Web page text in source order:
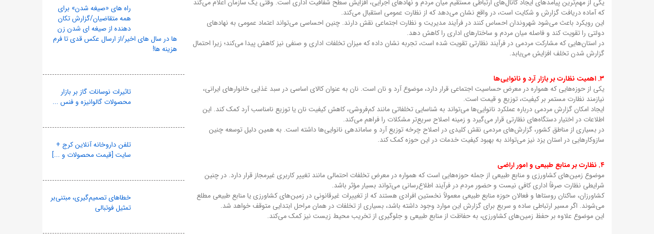
یکی از مهم‌ترین پیامدهای ایجاد کانال‌های ارتباطی مستقیم میان مردم و نهادهای اجرایی، افزایش سطح شفافیت اداری است. وقتی یک سازمان اعلام می‌کند
که آماده دریافت گزارش و شکایت است، در واقع نشان می‌دهد که از نظارت عمومی استقبال می‌کند.
این رویکرد باعث می‌شود شهروندان احساس کنند در فرآیند مدیریت و نظارت اجتماعی نقش دارند. چنین احساسی می‌تواند اعتماد عمومی به نهادهای
دولتی را تقویت کند و فاصله میان مردم و ساختارهای اداری را کاهش دهد.
در استان‌هایی که مشارکت مردمی در فرآیند نظارتی تقویت شده است، تجربه نشان داده که میزان تخلفات اداری و صنفی نیز کاهش پیدا می‌کند؛ زیرا احتمال
گزارش شدن تخلف افزایش می‌یابد.
۳. اهمیت نظارت بر بازار آرد و نانوایی‌ها
یکی از حوزه‌هایی که همواره در معرض حساسیت اجتماعی قرار دارد، موضوع آرد و نان است. نان به عنوان کالای اساسی در سبد غذایی خانوارهای ایرانی،
نیازمند نظارت مستمر بر کیفیت، توزیع و قیمت است.
ایجاد امکان گزارش مردمی درباره عملکرد نانوایی‌ها می‌تواند به شناسایی تخلفاتی مانند کم‌فروشی، کاهش کیفیت نان یا توزیع نامناسب آرد کمک کند. این
اطلاعات در اختیار دستگاه‌های نظارتی قرار می‌گیرد و زمینه اصلاح سریع‌تر مشکلات را فراهم می‌کند.
در بسیاری از مناطق کشور، گزارش‌های مردمی نقش کلیدی در اصلاح چرخه توزیع آرد و ساماندهی نانوایی‌ها داشته است. به همین دلیل توسعه چنین
سازوکارهایی در استان یزد نیز می‌تواند به بهبود کیفیت خدمات در این حوزه کمک کند.
۴. نظارت بر منابع طبیعی و امور اراضی
موضوع زمین‌های کشاورزی و منابع طبیعی از جمله حوزه‌هایی است که همواره در معرض تخلفات احتمالی مانند تغییر کاربری غیرمجاز قرار دارد. در چنین
شرایطی نظارت صرفاً اداری کافی نیست و حضور مردم در فرآیند اطلاع‌رسانی می‌تواند بسیار مؤثر باشد.
کشاورزان، ساکنان روستاها و فعالان حوزه منابع طبیعی معمولاً نخستین افرادی هستند که از تغییرات غیرقانونی در زمین‌های کشاورزی یا منابع طبیعی مطلع
می‌شوند. اگر مسیر ارتباطی ساده و سریع برای گزارش این موارد وجود داشته باشد، بسیاری از تخلفات در همان مراحل ابتدایی متوقف خواهد شد.
این موضوع علاوه بر حفظ زمین‌های کشاورزی، به حفاظت از منابع طبیعی و جلوگیری از تخریب محیط زیست نیز کمک می‌کند.
راه های «صیغه شدن» برای
همه متقاضیان/گزارش تکان
دهنده از صیغه ای شدن زن
ها در سال های اخیر/از ارسال عکس قدی تا فرم
هزینه ها!
تاثیرات نوسانات گاز بر بازار
محصولات گالوانیزه و فنس ...
تلفن داروخانه آنلاین کرج +
سایت [قیمت محصولات و ...]
خطاهای تصمیم‌گیری، مبتنی‌بر
تمثیل فوتبالی